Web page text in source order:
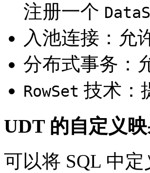
注册一个
入池连接：允
分布式事务：
RowSet 技术：
UDT 的自定义
可以将 SQL 中